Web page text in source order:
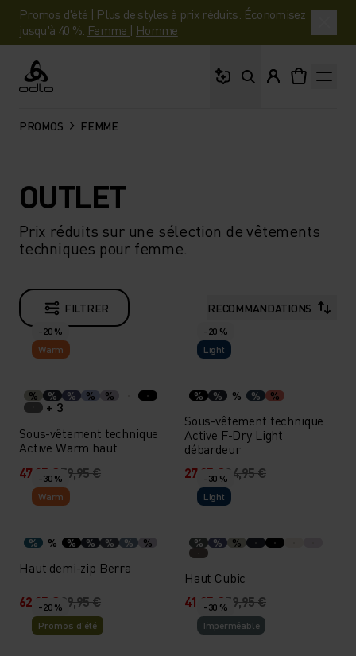
Promos d'été | Plus de styles à prix réduits. Économisez
jusqu'à 40 %. Femme | Homme
Odlo
PROMOS FEMME
OUTLET
Prix réduits sur une sélection de vêtements
techniques pour femme.
FILTRER RECOMMANDATIONS
-20 %
Warm
% % % % %
+ 3
Sous-vêtement technique
Active Warm haut
47,95 €59,95 €
-20 %
Light
% % % % %
Sous-vêtement technique
Active F-Dry Light
débardeur
27,95 €34,95 €
-30 %
Warm
% % % % % % %
Haut demi-zip Berra
62,95 €89,95 €
-30 %
Light
% % %
Haut Cubic
41,95 €59,95 €
-20 %
Promos d’été
-30 %
Imperméable